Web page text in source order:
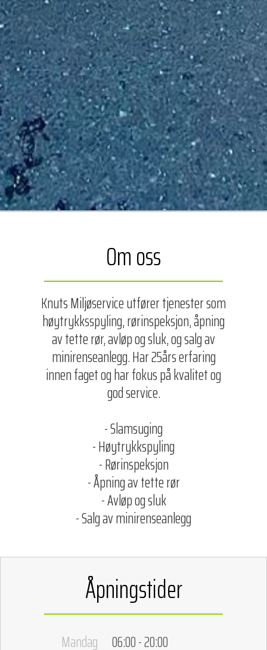
Om oss
Knuts Miljøservice utfører tjenester som
høytrykksspyling, rørinspeksjon, åpning
av tette rør, avløp og sluk, og salg av
minirenseanlegg. Har 25års erfaring
innen faget og har fokus på kvalitet og
god service.
- Slamsuging
- Høytrykkspyling
- Rørinspeksjon
- Åpning av tette rør
- Avløp og sluk
- Salg av minirenseanlegg
Åpningstider
Mandag 06:00 - 20:00